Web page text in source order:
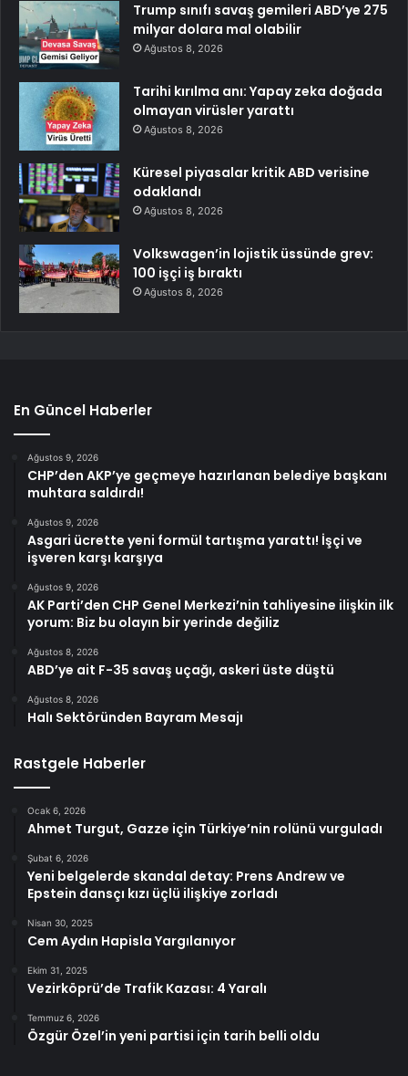
Trump sınıfı savaş gemileri ABD’ye 275
milyar dolara mal olabilir
Ağustos 8, 2026
Tarihi kırılma anı: Yapay zeka doğada
olmayan virüsler yarattı
Ağustos 8, 2026
Küresel piyasalar kritik ABD verisine
odaklandı
Ağustos 8, 2026
Volkswagen’in lojistik üssünde grev:
100 işçi iş bıraktı
Ağustos 8, 2026
En Güncel Haberler
Ağustos 9, 2026
CHP’den AKP’ye geçmeye hazırlanan belediye başkanı
muhtara saldırdı!
Ağustos 9, 2026
Asgari ücrette yeni formül tartışma yarattı! İşçi ve
işveren karşı karşıya
Ağustos 9, 2026
AK Parti’den CHP Genel Merkezi’nin tahliyesine ilişkin ilk
yorum: Biz bu olayın bir yerinde değiliz
Ağustos 8, 2026
ABD’ye ait F-35 savaş uçağı, askeri üste düştü
Ağustos 8, 2026
Halı Sektöründen Bayram Mesajı
Rastgele Haberler
Ocak 6, 2026
Ahmet Turgut, Gazze için Türkiye’nin rolünü vurguladı
Şubat 6, 2026
Yeni belgelerde skandal detay: Prens Andrew ve
Epstein dansçı kızı üçlü ilişkiye zorladı
Nisan 30, 2025
Cem Aydın Hapisla Yargılanıyor
Ekim 31, 2025
Vezirköprü’de Trafik Kazası: 4 Yaralı
Temmuz 6, 2026
Özgür Özel’in yeni partisi için tarih belli oldu